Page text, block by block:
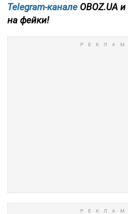
Telegram-канале OBOZ.UA и
на фейки!